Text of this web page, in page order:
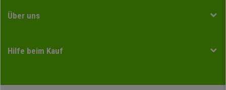
Über uns
Hilfe beim Kauf